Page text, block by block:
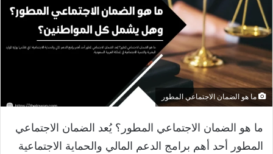
ما هو الضمان الاجتماعي المطور
ما هو الضمان الاجتماعي المطور؟​ يُعد الضمان الاجتماعي
المطور أحد أهم برامج الدعم المالي والحماية الاجتماعية